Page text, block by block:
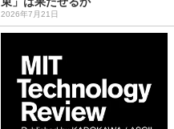
2026年7月21日